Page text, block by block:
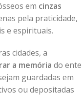
em cinzas
pela praticidade,
e espirituais.
cidades, a
a memória do ente
guardadas em
ou depositadas